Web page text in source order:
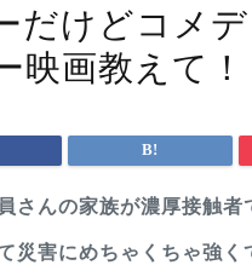
だけどコメ
映画教えて！
さんの家族が濃厚接触
災害にめちゃくちゃ強